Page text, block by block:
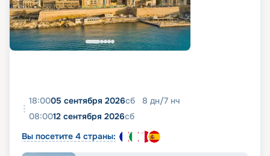
18:0005 сентября 2026сб 8 дн/7 нч
08:0012 сентября 2026сб
Вы посетите 4 страны: